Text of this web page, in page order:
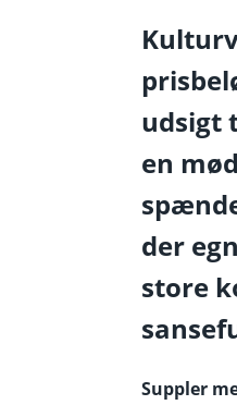
udsigt
en
der
store
Suppler